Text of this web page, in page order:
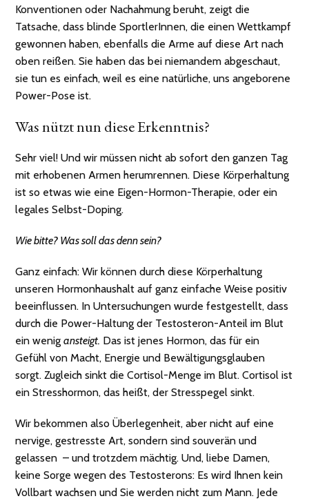
Konventionen oder Nachahmung beruht, zeigt die
Tatsache, dass blinde SportlerInnen, die einen Wettkampf
gewonnen haben, ebenfalls die Arme auf diese Art nach
oben reißen. Sie haben das bei niemandem abgeschaut,
sie tun es einfach, weil es eine natürliche, uns angeborene
Power-Pose ist.
Was nützt nun diese Erkenntnis?
Sehr viel! Und wir müssen nicht ab sofort den ganzen Tag
mit erhobenen Armen herumrennen. Diese Körperhaltung
ist so etwas wie eine Eigen-Hormon-Therapie, oder ein
legales Selbst-Doping.
Wie bitte? Was soll das denn sein?
Ganz einfach: Wir können durch diese Körperhaltung
unseren Hormonhaushalt auf ganz einfache Weise positiv
beeinflussen. In Untersuchungen wurde festgestellt, dass
durch die Power-Haltung der Testosteron-Anteil im Blut
ein wenigansteigt. Das ist jenes Hormon, das für ein
Gefühl von Macht, Energie und Bewältigungsglauben
sorgt. Zugleich sinkt die Cortisol-Menge im Blut. Cortisol ist
ein Stresshormon, das heißt, der Stresspegel sinkt.
Wir bekommen also Überlegenheit, aber nicht auf eine
nervige, gestresste Art, sondern sind souverän und
gelassen – und trotzdem mächtig. Und, liebe Damen,
keine Sorge wegen des Testosterons: Es wird Ihnen kein
Vollbart wachsen und Sie werden nicht zum Mann. Jede